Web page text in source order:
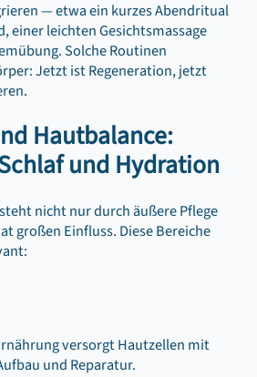
— etwa ein kurzes Abendritual
einer leichten Gesichtsmassage
Solche Routinen
Jetzt ist Regeneration, jetzt
Hautbalance:
und Hydration
nicht nur durch äußere Pflege
großen Einfluss. Diese Bereiche
versorgt Hautzellen mit
und Reparatur.